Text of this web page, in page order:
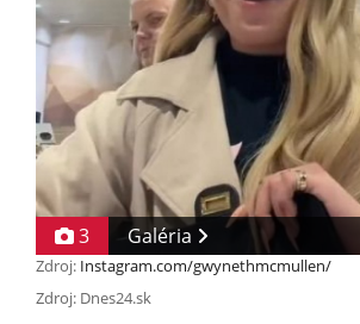
3 Galéria
Zdroj: Instagram.com/gwynethmcmullen/
Zdroj: Dnes24.sk